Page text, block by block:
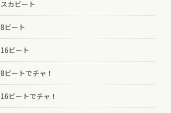
スカビート
8ビート
16ビート
8ビートでチャ！
16ビートでチャ！